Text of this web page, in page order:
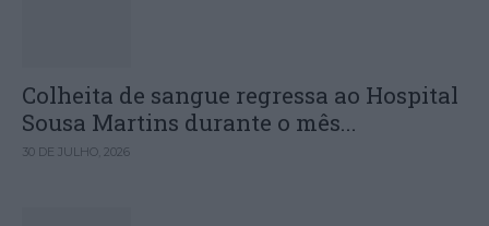
Colheita de sangue regressa ao Hospital
Sousa Martins durante o mês...
30 DE JULHO, 2026